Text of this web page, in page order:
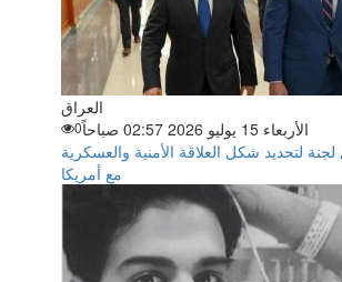
العراق
الأربعاء 15 يوليو 2026 02:57 صباحاً
0
لتحديد شكل العلاقة الأمنية والعسكرية
مع أمريكا